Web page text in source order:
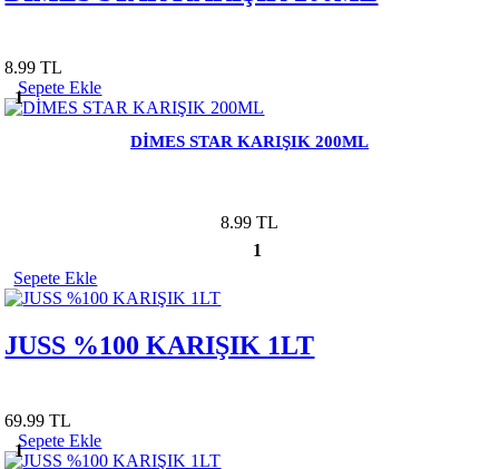
8.99 TL
1
Sepete Ekle
DİMES STAR KARIŞIK 200ML
8.99 TL
1
Sepete Ekle
JUSS %100 KARIŞIK 1LT
69.99 TL
1
Sepete Ekle